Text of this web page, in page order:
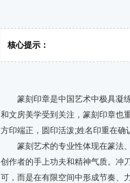
核心提示：
篆刻印章是中国艺术中极具凝练
和文房美学受到关注，篆刻印章也
方印端正，圆印活泼;姓名印重在确
篆刻艺术的专业性体现在篆法、
创作者的手上功夫和精神气质。冲
可，而是在有限空间中形成节奏、